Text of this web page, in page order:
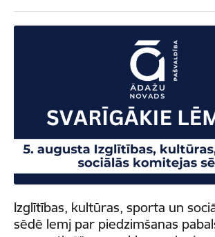
Izglītības, kultūras, sporta un
sēdē lemj par piedzimšanas